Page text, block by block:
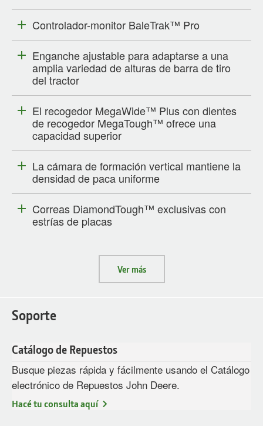
Controlador-monitor BaleTrak™ Pro
Enganche ajustable para adaptarse a una
amplia variedad de alturas de barra de tiro
del tractor
El recogedor MegaWide™ Plus con dientes
de recogedor MegaTough™ ofrece una
capacidad superior
La cámara de formación vertical mantiene la
densidad de paca uniforme
Correas DiamondTough™ exclusivas con
estrías de placas
Ver más
Soporte
Catálogo de Repuestos
Busque piezas rápida y fácilmente usando el Catálogo
electrónico de Repuestos John Deere.
Hacé tu consulta aquí